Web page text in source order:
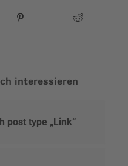
interessieren
post type „Link“